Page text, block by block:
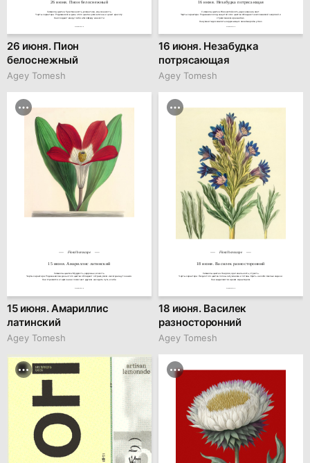
26 июня. Пион белоснежный
Символы цветка: Чувственность, романтика, изысканность.
Черты характера: Родившиеся в день этого цветка романтичны и ценят красоту.
Они создают вокруг себя атмосферу нежности.
26 июня. Пион
белоснежный
Agey Tomesh
16 июня. Незабудка потрясающая
Символы цветка: Жизнестойкость, вдохновение, свет.
Черты характера: Родившиеся под защитой этих цветов обладают неиссякаемой энергией и
стремлением к развитию.
Они умеют вдохновлять окружающих своей верой в успех.
16 июня. Незабудка
потрясающая
Agey Tomesh
Floral horoscope
15 июня. Амариллис латинский
Символы цветка: Мудрость, здоровье, ясность.
Черты характера: Родившиеся в день этого цветка обладают острым умом и всегда ищут знания.
Они стремятся к гармонии и помогают другим находить путь к себе.
15 июня. Амариллис
латинский
Agey Tomesh
Floral horoscope
18 июня. Василек разносторонний
Символы цветка: Энергия, оригинальность, страсть.
Черты характера: Люди этого цветка полны энтузиазма и готовы брать на себя смелые задачи.
Они выделяются ярким характером.
18 июня. Василек
разносторонний
Agey Tomesh